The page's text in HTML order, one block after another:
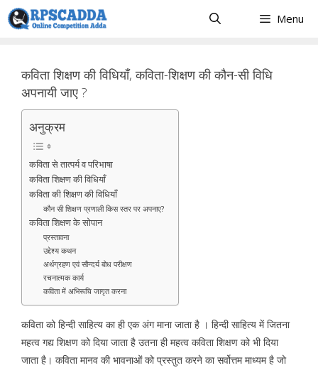
Skip
to
Menu
कविता शिक्षण की विधियाँ, कविता-शिक्षण की कौन-सी विधि
अपनायी जाए ?
अनुक्रम
कविता से तात्पर्य व परिभाषा
कविता शिक्षण की विधियाँ
कविता की शिक्षण की विधियाँ
कौन सी शिक्षण प्रणाली किस स्तर पर अपनाए?
कविता शिक्षण के सोपान
प्रस्तावना
उद्देश्य कथन
अर्थग्रहण एवं सौन्दर्य बोध परीक्षण
रचनात्मक कार्य
कविता में अभिरूचि जागृत करना
कविता को हिन्दी साहित्य का ही एक अंग माना जाता है । हिन्दी साहित्य में जितना
महत्व गद्य शिक्षण को दिया जाता है उतना ही महत्व कविता शिक्षण को भी दिया
जाता है। कविता मानव की भावनाओं को प्रस्तुत करने का सर्वोत्तम माध्यम है जो